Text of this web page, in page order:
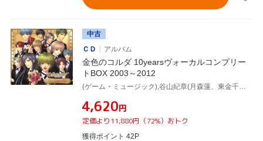
中古
ＣＤ
アルバム
金色のコルダ 10yearsヴォーカルコンプリー
トBOX 2003～2012
(ゲーム・ミュージック),谷山紀章(月森蓮、東金千秋),伊藤健太郎(土浦梁太郎、八木沢雪広),福山潤(志水桂一、如月響也),森田成一(火原和樹、火積司郎),岸尾だいすけ(柚木梓馬、水嶋新),宮野真守(加地葵、天宮静),日野聡(衛藤桐也、冥加玲士)
¥4,620円
定価より11,880円（72%）おトク
獲得ポイント 42P